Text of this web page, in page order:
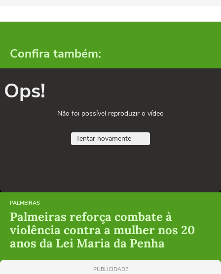
Confira também:
Ops!
Não foi possível reproduzir o vídeo
Tentar novamente
PALMEIRAS
Palmeiras reforça combate à
violência contra a mulher nos 20
anos da Lei Maria da Penha
PUBLICIDADE